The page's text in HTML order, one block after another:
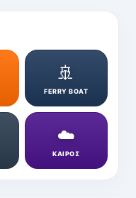
🚢
FERRY BOAT
☁️
ΚΑΙΡΟΣ